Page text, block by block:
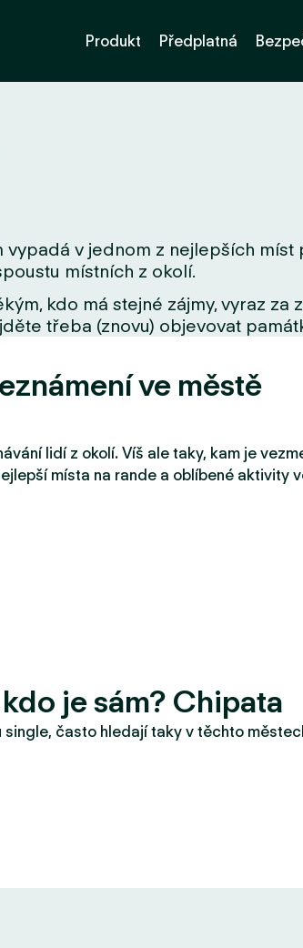
Produkt Předplatná
vypadá v jednom z nejlepších
místních z okolí.
kdo má stejné zájmy, vyraz
třeba (znovu) objevovat
ve městě
lidí z okolí. Víš ale taky, kam je
místa na rande a oblíbené aktivity
je sám? Chipata
single, často hledají taky v těchto